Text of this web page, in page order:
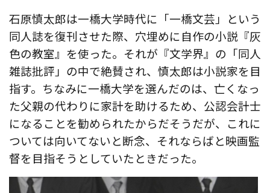
石原慎太郎は一橋大学時代に「一橋文芸」という
同人誌を復刊させた際、穴埋めに自作の小説『灰
色の教室』を使った。それが『文学界』の「同人
雑誌批評」の中で絶賛され、慎太郎は小説家を目
指す。ちなみに一橋大学を選んだのは、亡くなっ
た父親の代わりに家計を助けるため、公認会計士
になることを勧められたからだそうだが、これに
ついては向いてないと断念、それならばと映画監
督を目指そうとしていたときだった。